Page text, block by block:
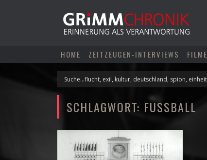
HOME ZEITZEUGEN-INTERVIEWS FILME
SCHLAGWORT: FUSSBALL